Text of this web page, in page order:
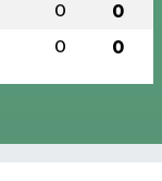
0 0
0 0